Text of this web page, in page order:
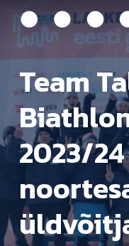
Skip
main
content
Team
2023/